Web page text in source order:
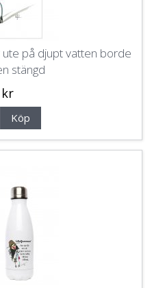
ute på djupt vatten borde
stängd
Köp